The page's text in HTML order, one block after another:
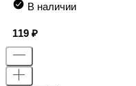
В наличии
119